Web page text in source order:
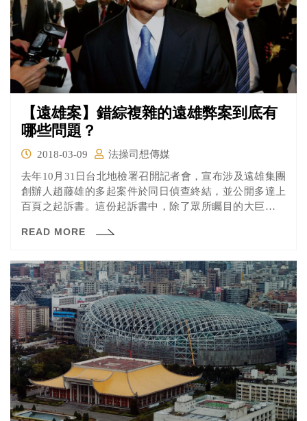
【遠雄案】錯綜複雜的遠雄弊案到底有
哪些問題？
2018-03-09
法操司想傳媒
去年10月31日台北地檢署召開記者會，宣布涉及遠雄集團
創辦人趙藤雄的多起案件於同日偵查終結，並公開多達上
百頁之起訴書。這份起訴書中，除了眾所矚目的大巨蛋案
眷改案等案一併起訴，共起訴31名被告，另對13人為緩起
操》手把手帶大家來看看這份起訴書中有哪些重點吧！
READ MORE